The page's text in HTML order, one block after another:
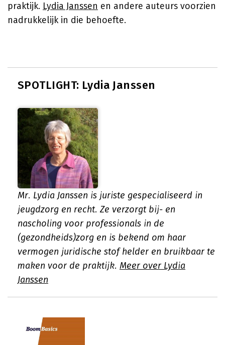
praktijk. Lydia Janssen en andere auteurs voorzien
nadrukkelijk in die behoefte.
SPOTLIGHT: Lydia Janssen
Mr. Lydia Janssen is juriste gespecialiseerd in
jeugdzorg en recht. Ze verzorgt bij- en
nascholing voor professionals in de
(gezondheids)zorg en is bekend om haar
vermogen juridische stof helder en bruikbaar te
maken voor de praktijk. Meer over Lydia
Janssen